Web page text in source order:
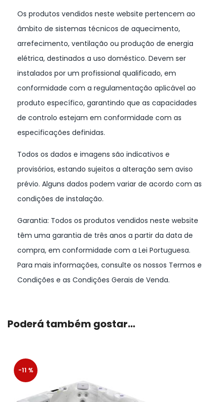
Os produtos vendidos neste website pertencem ao
âmbito de sistemas técnicos de aquecimento,
arrefecimento, ventilação ou produção de energia
elétrica, destinados a uso doméstico. Devem ser
instalados por um profissional qualificado, em
conformidade com a regulamentação aplicável ao
produto específico, garantindo que as capacidades
de controlo estejam em conformidade com as
especificações definidas.
Todos os dados e imagens são indicativos e
provisórios, estando sujeitos a alteração sem aviso
prévio. Alguns dados podem variar de acordo com as
condições de instalação.
Garantia: Todos os produtos vendidos neste website
têm uma garantia de três anos a partir da data de
compra, em conformidade com a Lei Portuguesa.
Para mais informações, consulte os nossos Termos e
Condições e as Condições Gerais de Venda.
Poderá também gostar…
-11 %